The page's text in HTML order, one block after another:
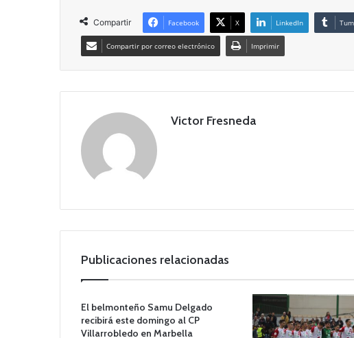
Compartir Facebook X LinkedIn
Compartir por correo electrónico Imprimir
Victor Fresneda
Publicaciones relacionadas
El belmonteño Samu Delgado
recibirá este domingo al CP
Villarrobledo en Marbella